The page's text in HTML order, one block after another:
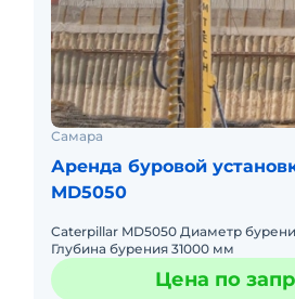
Самара
Аренда буровой
MD5050
Caterpillar MD5050 Диаметр бурения 63,5 - 102 мм
Глубина бурения 31000 мм
Цена по